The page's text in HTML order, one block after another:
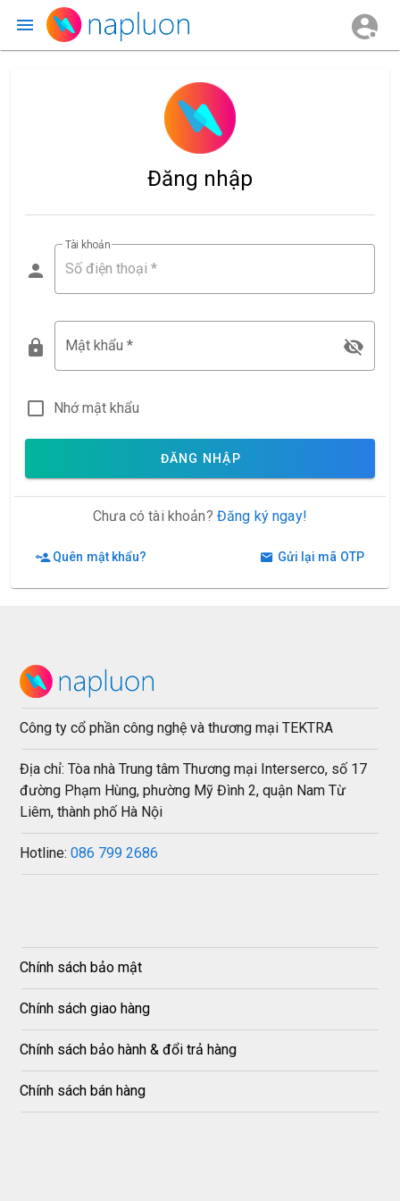
Đăng nhập
Tài khoản
Mật khẩu *
Nhớ mật khẩu
ĐĂNG NHẬP
Chưa có tài khoản? Đăng ký ngay!
Quên mật khẩu? Gửi lại mã OTP
Công ty cổ phần công nghệ và thương mại TEKTRA
Địa chỉ: Tòa nhà Trung tâm Thương mại Interserco, số 17
đường Phạm Hùng, phường Mỹ Đình 2, quận Nam Từ
Liêm, thành phố Hà Nội
Hotline: 086 799 2686
Chính sách bảo mật
Chính sách giao hàng
Chính sách bảo hành & đổi trả hàng
Chính sách bán hàng